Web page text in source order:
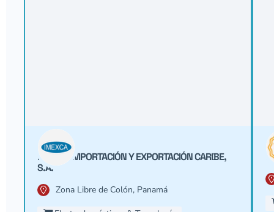
IMEXCA IMPORTACIÓN Y EXPORTACIÓN CARIBE,
S.A.
Zona Libre de Colón, Panamá